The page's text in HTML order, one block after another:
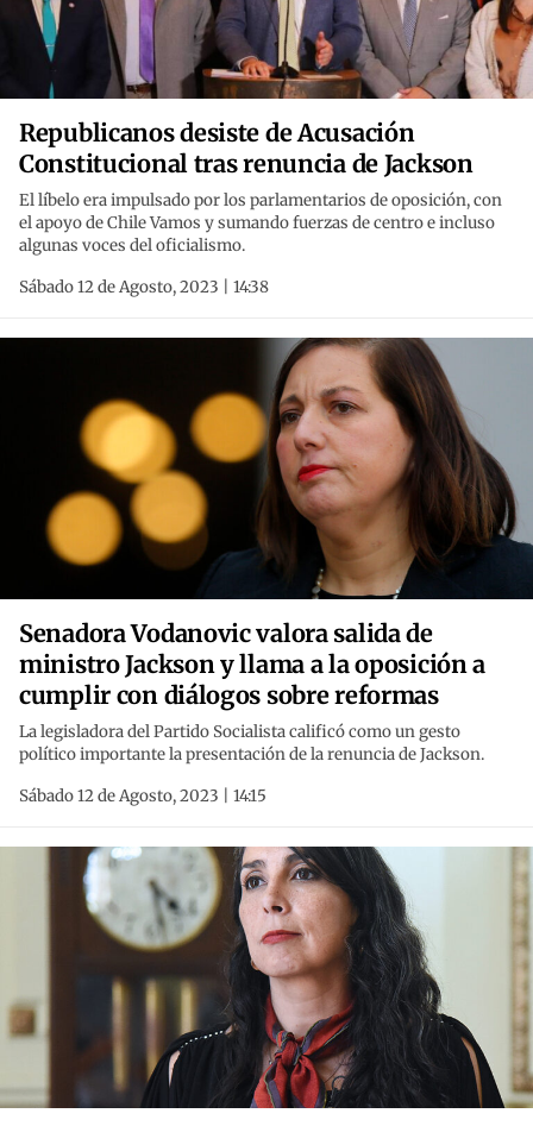
Republicanos desiste de Acusación
Constitucional tras renuncia de Jackson
El líbelo era impulsado por los parlamentarios de oposición, con
el apoyo de Chile Vamos y sumando fuerzas de centro e incluso
algunas voces del oficialismo.
Sábado 12 de Agosto, 2023 | 14:38
Senadora Vodanovic valora salida de
ministro Jackson y llama a la oposición a
cumplir con diálogos sobre reformas
La legisladora del Partido Socialista calificó como un gesto
político importante la presentación de la renuncia de Jackson.
Sábado 12 de Agosto, 2023 | 14:15